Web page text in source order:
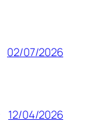
02/07/2026
12/04/2026